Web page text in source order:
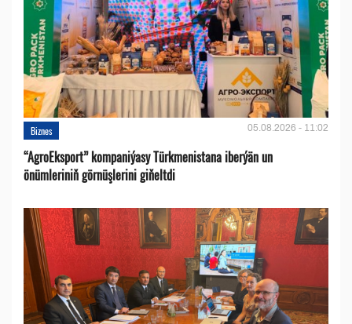
Biznes 05.08.2026 - 11:02
“AgroEksport” kompaniýasy Türkmenistana iberýän un
önümleriniň görnüşlerini giňeltdi